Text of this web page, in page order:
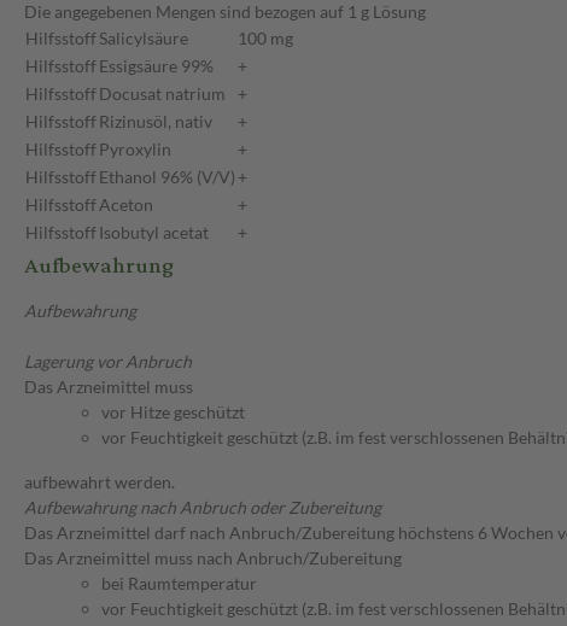
Die angegebenen Mengen sind bezogen auf 1 g Lösung
HilfsstoffSalicylsäure
100 mg
HilfsstoffEssigsäure 99%
+
HilfsstoffDocusat natrium
+
HilfsstoffRizinusöl, nativ
+
HilfsstoffPyroxylin
+
HilfsstoffEthanol 96% (V/V) +
HilfsstoffAceton
+
HilfsstoffIsobutyl acetat +
Aufbewahrung
Aufbewahrung
Lagerung vor Anbruch
Das Arzneimittel muss
vor Hitze geschützt
vor Feuchtigkeit geschützt (z.B. im fest verschlossenen
aufbewahrt werden.
Aufbewahrung nach Anbruch oder Zubereitung
Das Arzneimittel darf nach Anbruch/Zubereitung höchstens 6 Wochen
Das Arzneimittel muss nach Anbruch/Zubereitung
bei Raumtemperatur
vor Feuchtigkeit geschützt (z.B. im fest verschlossenen